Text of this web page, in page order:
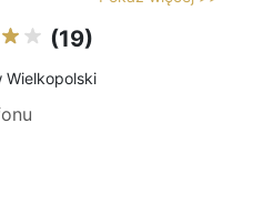
(19)
Wielkopolski